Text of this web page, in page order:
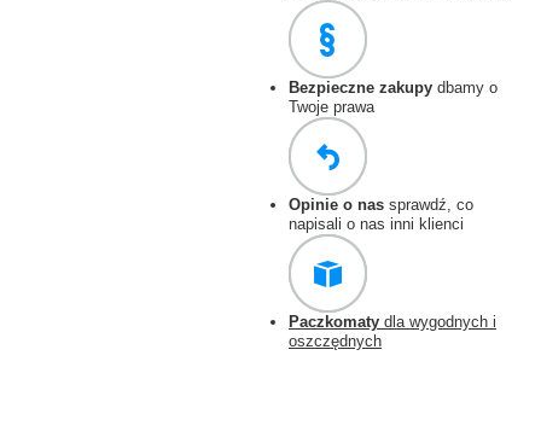
Bezpieczne zakupy dbamy o
Twoje prawa
Opinie o nas sprawdź, co
napisali o nas inni klienci
Paczkomaty dla wygodnych i
oszczędnych